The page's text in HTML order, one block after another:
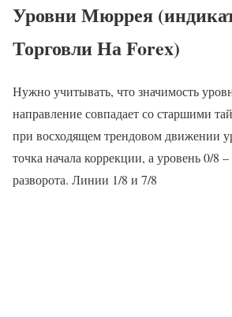
Уровни Мюррея
Торговли На Forex)
Нужно учитывать, что значимость
направление совпадает со старшими
при восходящем трендовом движении
точка начала коррекции, а уровень 0/8
разворота. Линии 1/8 и 7/8